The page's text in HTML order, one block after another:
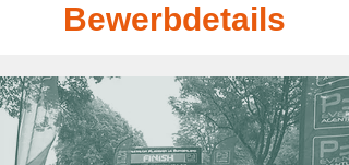
Bewerbdetails